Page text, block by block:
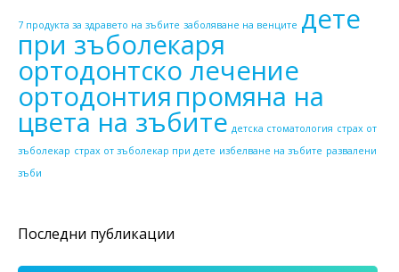
7 продукта за здравето на зъбите заболяване на венците дете
при зъболекаря
ортодонтско лечение
ортодонтия промяна на
цвета на зъбите детска стоматология страх от
зъболекар страх от зъболекар при дете избелване на зъбите развалени
зъби
Последни публикации